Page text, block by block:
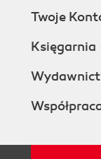
Twoje
Księgarnia